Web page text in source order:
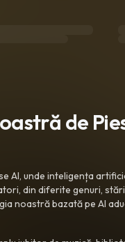
de
AI, unde inteligența
din diferite genuri, stări
noastră bazată pe AI